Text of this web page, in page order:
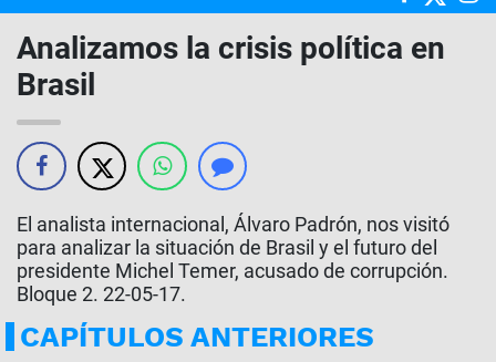
Analizamos la crisis política en
Brasil
El analista internacional, Álvaro Padrón, nos visitó
para analizar la situación de Brasil y el futuro del
presidente Michel Temer, acusado de corrupción.
Bloque 2. 22-05-17.
CAPÍTULOS ANTERIORES